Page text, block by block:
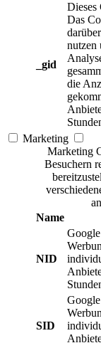
_gid
Das
nutzen
die
Marketing
Marketing
Besuchern
Name
NID
SID